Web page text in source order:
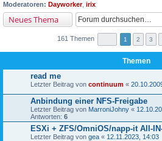
Moderatoren: Dayworker, irix
Neues Thema
161 Themen 1 2 3
Themen
read me
Letzter Beitrag von continuum «
Anbindung einer NFS-Freigabe
Letzter Beitrag von MarroniJohny «
Antworten: 6
ESXi + ZFS/OmniOS/napp-it All-
Letzter Beitrag von gea « 12.11.2023, 14:03